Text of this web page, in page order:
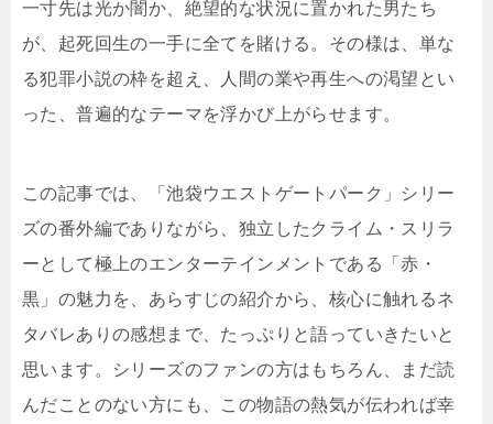
一寸先は光か闇か、絶望的な状況に置かれた男たち
が、起死回生の一手に全てを賭ける。その様は、単な
る犯罪小説の枠を超え、人間の業や再生への渇望とい
った、普遍的なテーマを浮かび上がらせます。
この記事では、「池袋ウエストゲートパーク」シリー
ズの番外編でありながら、独立したクライム・スリラ
ーとして極上のエンターテインメントである「赤・
黒」の魅力を、あらすじの紹介から、核心に触れるネ
タバレありの感想まで、たっぷりと語っていきたいと
思います。シリーズのファンの方はもちろん、まだ読
んだことのない方にも、この物語の熱気が伝われば幸